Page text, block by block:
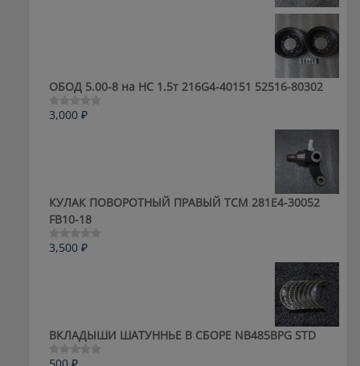
ОБОД 5.00-8 на HC 1.5т 216G4-40151 52516-80302
Оценка
3,000 ₽
КУЛАК ПОВОРОТНЫЙ ПРАВЫЙ ТСМ 281E4-30052
FB10-18
Оценка
3,500 ₽
ВКЛАДЫШИ ШАТУННЬЕ В СБОРЕ NB485BPG STD